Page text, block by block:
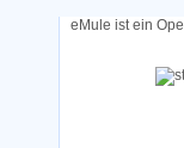
eMule ist ein